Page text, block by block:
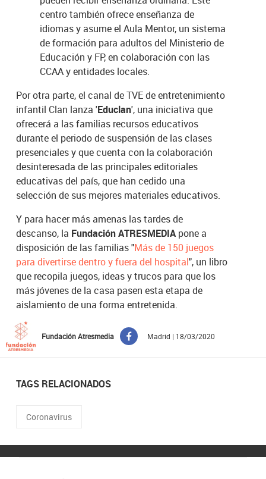
centro también ofrece enseñanza de
idiomas y asume el Aula Mentor, un sistema
de formación para adultos del Ministerio de
Educación y FP, en colaboración con las
CCAA y entidades locales.
Por otra parte, el canal de TVE de entretenimiento
infantil Clan lanza 'Educlan', una iniciativa que
ofrecerá a las familias recursos educativos
durante el periodo de suspensión de las clases
presenciales y que cuenta con la colaboración
desinteresada de las principales editoriales
educativas del país, que han cedido una
selección de sus mejores materiales educativos.
Y para hacer más amenas las tardes de
descanso, la Fundación ATRESMEDIA pone a
disposición de las familias "Más de 150 juegos
para divertirse dentro y fuera del hospital", un libro
que recopila juegos, ideas y trucos para que los
más jóvenes de la casa pasen esta etapa de
aislamiento de una forma entretenida.
Fundación Atresmedia Madrid | 18/03/2020
TAGS RELACIONADOS
Coronavirus